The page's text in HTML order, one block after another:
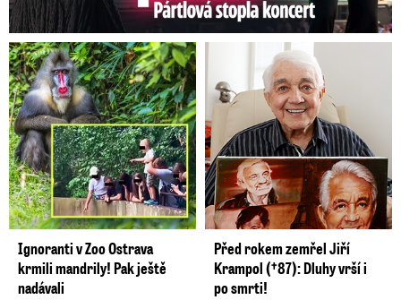
Ignoranti v Zoo Ostrava
krmili mandrily! Pak ještě
nadávali
Před rokem zemřel Jiří
Krampol (†87): Dluhy vrší i
po smrti!